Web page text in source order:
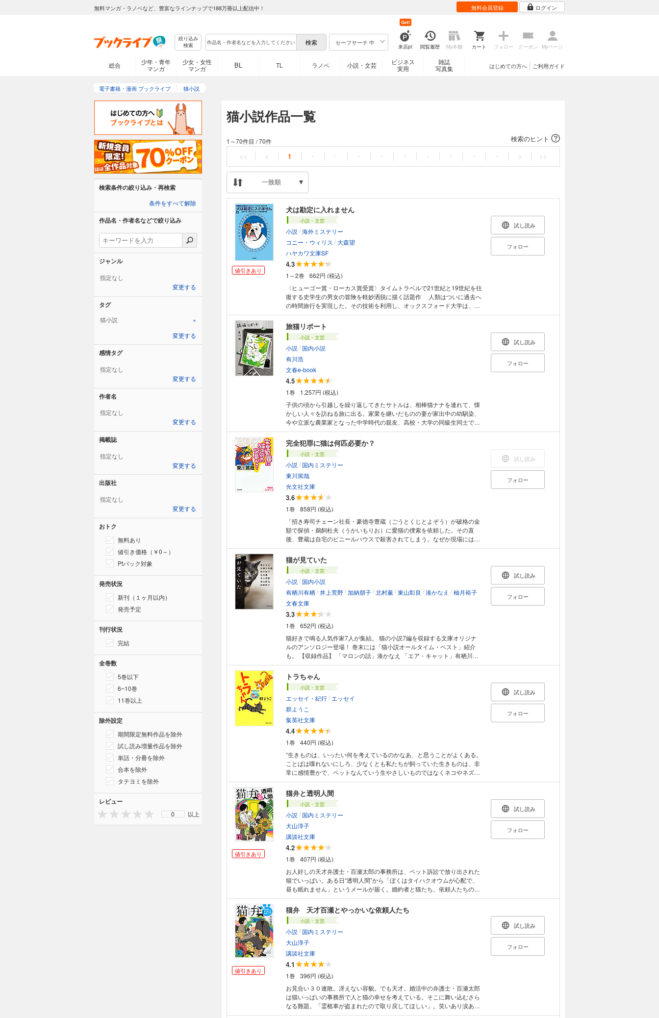
無料マンガ・ラノベなど、豊富なラインナップで188万冊以上配信中！ 無料会員登録 ログイン
絞り込み
検索
セーフサーチ 中
来店pt
Get!
閲覧履歴 My本棚 カート フォロー クーポン Myページ
総合
少年・青年
マンガ
少女・女性
マンガ
BL TL ラノベ 小説・文芸
ビジネス
実用
雑誌
写真集
ご利用ガイド
はじめての方へ
電子書籍・漫画 ブックライブ 猫小説
猫小説作品一覧
検索のヒント
1～70件目 /70件
<< < 1 ・ ・ ・ ・ ・ ・ ・ ・ ・ > >>
一致順
値引きあり
犬は勘定に入れません
小説・文芸
小説 /海外ミステリー
コニー・ウィリス /大森望
ハヤカワ文庫SF
4.3
1～2巻
662円 (税込)
〈ヒューゴー賞・ローカス賞受賞〉タイムトラベルで21世紀と19世紀を往
復する史学生の男女の冒険を軽妙洒脱に描く話題作 人類はついに過去へ
の時間旅行を実現した。その技術を利用し、オックスフォード大学は、第
二次大戦中、空襲で焼失したコヴェントリー大聖堂復元計画に協力してい
る。史学部の大学院生ネッドは、大聖堂にあったはずの ""主教の鳥株"" を
探せと計画の責任者レイディ・シュラプネルに命じられた。だが、21世紀
と20世紀を何度も往復して疲労困憊、とうとう過労で倒れてしまった!?
ＳＦと本格ミステリを絶妙に融合させた話題作
試し読み
フォロー
旅猫リポート
小説・文芸
小説 / 国内小説
有川浩
文春e-book
4.5
1巻
1,257円 (税込)
子供の頃から引越しを繰り返してきたサトルは、相棒猫ナナを連れて、懐
かしい人々を訪ねる旅に出る。家業を継いだものの妻が家出中の幼馴染、
今や立派な農業家となった中学時代の親友、高校・大学の同級生同士で結
婚してペンションを営む友人カップル……行く先々で思い出を語る時間
は、サトルとナナを迎える人々の胸の内にもささやかだが大切な変化を芽
吹かせてゆく。旅の果てに１人と１匹が見る風景とは。現代最強のストー
リーテラーが贈る、光あふれる傑作長篇！※本作品は文藝春秋、講談社で
同一タイトルの作品が販売されております。本編内容は同じとなりますの
で予めご了承下さい。既に同作品をご購入されているお客様におかれまし
てはご注意下さい。
試し読み
フォロー
完全犯罪に猫は何匹必要か？
小説・文芸
小説 / 国内ミステリー
東川篤哉
光文社文庫
3.6
1巻
858円 (税込)
「招き寿司チェーン社長・豪徳寺豊蔵（ごうとくじとよぞう）が破格の金
額で探偵・鵜飼杜夫（うかいもりお）に愛猫の捜索を依頼した。その直
後、豊蔵は自宅のビニールハウスで殺害されてしまう。なぜか現場には巨
大招き猫がおかれていて！？ そこでは１０年前に迷宮入りした殺人事件
もおきていた！ 事件の鍵を握るのは“猫”？ 本格推理とユーモアの妙味
が、新しいミステリーの世界に、読者（あなた）を招く！
試し読み
フォロー
猫が見ていた
小説・文芸
小説 / 国内小説
有栖川有栖/井上荒野/加納朋子/北村薫/東山彰良 /湊かなえ /柚月裕子
文春文庫
3.3
1巻
652円 (税込)
猫好きで鳴る人気作家7人が集結。 猫の小説7編を収録する文庫オリジナ
ルのアンソロジー登場！ 巻末には「猫小説オールタイム・ベスト」紹介
も。 【収録作品】 「マロンの話」湊かなえ 「エア・キャット」有栖川有
栖 「泣く猫」柚月裕子 「『100万回生きたねこ』は絶望の書か」北村薫
「凶暴な気分」井上荒野 「黒い白猫」東山彰良 「三べんまわってニャン
と鳴く」加納朋子 「猫と本を巡る旅 オールタイム猫小説傑作選」澤田瞳
子
試し読み
フォロー
トラちゃん
小説・文芸
エッセイ・紀行/ エッセイ
群ようこ
集英社文庫
4.4
1巻
440円 (税込)
“生きものは、いったい何を考えているのかなあ、と思うことがよくある。
ことばは喋れないにしろ、少なくとも私たちが飼っていた生きものは、非
常に感情豊かで、ペットなんていう生やさしいものではなくネコやネズミ
やインコの格好をした、人間であった。”生きものの仕草や表情を生き生き
ととらえ、家族の絆や細やかな愛を横糸に絡めて描くユーモア・エッセ
イ。
試し読み
フォロー
値引きあり
猫弁と透明人間
小説・文芸
小説 / 国内ミステリー
大山淳子
講談社文庫
4.2
1巻
407円 (税込)
お人好しの天才弁護士・百瀬太郎の事務所は、ペット訴訟で放り出された
猫でいっぱい。ある日“透明人間”から「ぼくはタイハクオウムが心配で、
昼も眠れません」というメールが届く。婚約者と猫たち、依頼人たちの笑
顔を守るため百瀬は今日も走る。絶好調ハートフル・ミステリー、早くも
第２弾文庫化！ （講談社文庫）
試し読み
フォロー
値引きあり
猫弁 天才百瀬とやっかいな依頼人たち
小説・文芸
小説 / 国内ミステリー
大山淳子
講談社文庫
4.1
1巻
396円 (税込)
お見合い３０連敗。冴えない容貌。でも天才。婚活中の弁護士・百瀬太郎
は猫いっぱいの事務所で人と猫の幸せを考えている。そこに舞い込むさら
なる難題。「霊柩車が盗まれたので取り戻してほしい」。笑いあり涙あり
のハートフル・ミステリー、堂々誕生！ 満場一致で第一位、ＴＢＳ・講
試し読み
フォロー
検索条件の絞り込み・再検索
条件をすべて解除
作品名・作者名などで絞り込み
ジャンル
指定なし
変更する
タグ
猫小説 ×
変更する
感情タグ
指定なし
変更する
作者名
指定なし
変更する
掲載誌
指定なし
変更する
出版社
指定なし
変更する
おトク
無料あり
値引き価格（￥0～）
Ptバック対象
発売状況
新刊（１ヶ月以内）
発売予定
刊行状況
完結
全巻数
5巻以下
6~10巻
11巻以上
除外設定
期間限定無料作品を除外
試し読み増量作品を除外
単話・分冊を除外
合本を除外
タテヨミを除外
レビュー
0 以上